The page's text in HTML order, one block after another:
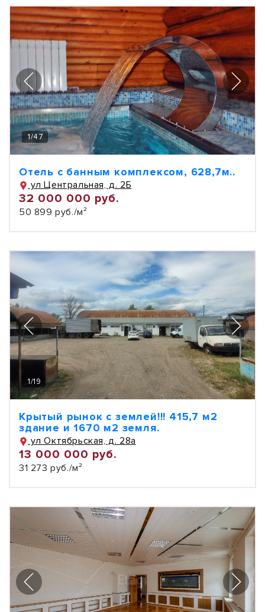
1/47
Отель с банным комплексом, 628,7м..
ул Центральная, д. 2Б
32 000 000 руб.
50 899 руб./м²
1/19
Крытый рынок с землей!!! 415,7 м2
здание и 1670 м2 земля.
ул Октябрьская, д. 28а
13 000 000 руб.
31 273 руб./м²